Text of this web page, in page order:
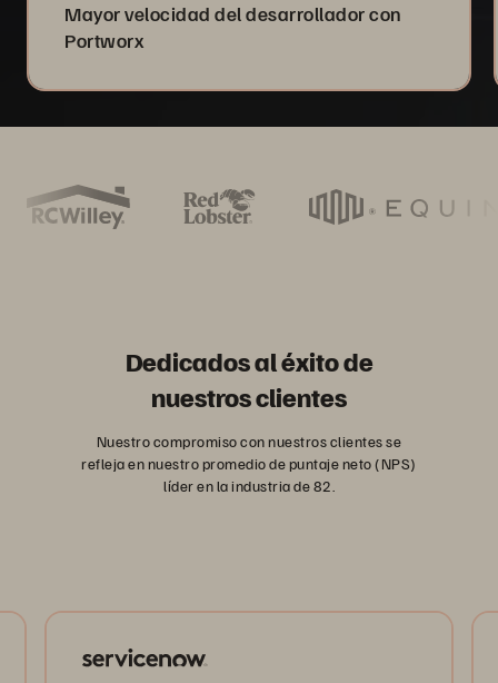
Mayor velocidad del desarrollador con
Portworx
Dedicados al éxito de
nuestros clientes
Nuestro compromiso con nuestros clientes se
refleja en nuestro promedio de puntaje neto (NPS)
líder en la industria de 82.